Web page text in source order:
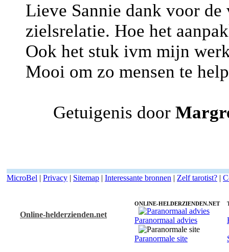
Lieve Sannie dank voor
zielsrelatie. Hoe het
Ook het stuk ivm mijn
Mooi om zo mensen te
Getuigenis door
MicroBel | Privacy | Sitemap | Interessante bronnen | Zelf tarotist? |
Online-helderzienden.net
ONLINE-HELDERZIENDEN.NET
Paranormaal advies
Paranormale site